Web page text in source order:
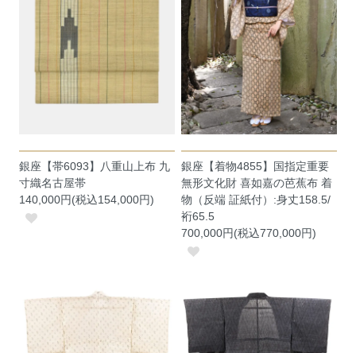
銀座【帯6093】八重山上布 九
寸織名古屋帯
140,000円(税込154,000円)
銀座【着物4855】国指定重要
無形文化財 喜如嘉の芭蕉布 着
物（反端 証紙付）:身丈158.5/
裄65.5
700,000円(税込770,000円)